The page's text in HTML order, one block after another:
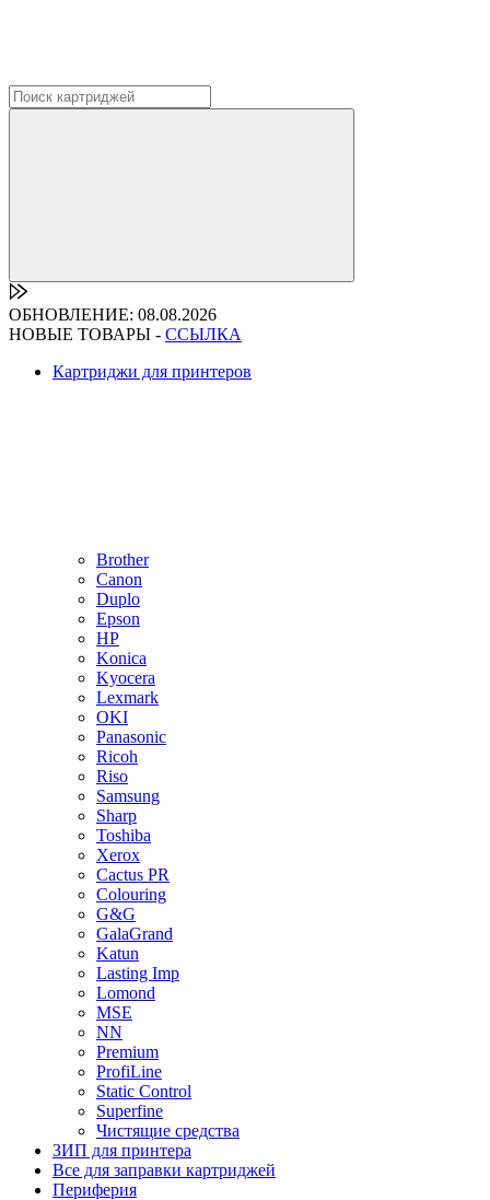
ОБНОВЛЕНИЕ: 08.08.2026
НОВЫЕ ТОВАРЫ - ССЫЛКА
Картриджи для принтеров
Brother
Canon
Duplo
Epson
HP
Konica
Kyocera
Lexmark
OKI
Panasonic
Ricoh
Riso
Samsung
Sharp
Toshiba
Xerox
Cactus PR
Colouring
G&G
GalaGrand
Katun
Lasting Imp
Lomond
MSE
NN
Premium
ProfiLine
Static Control
Superfine
Чистящие средства
ЗИП для принтера
Все для заправки картриджей
Периферия